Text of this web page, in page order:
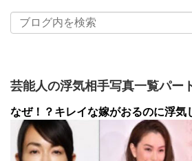
芸能人の浮気相手写真一覧パー
なぜ！？キレイな嫁がおるのに浮気